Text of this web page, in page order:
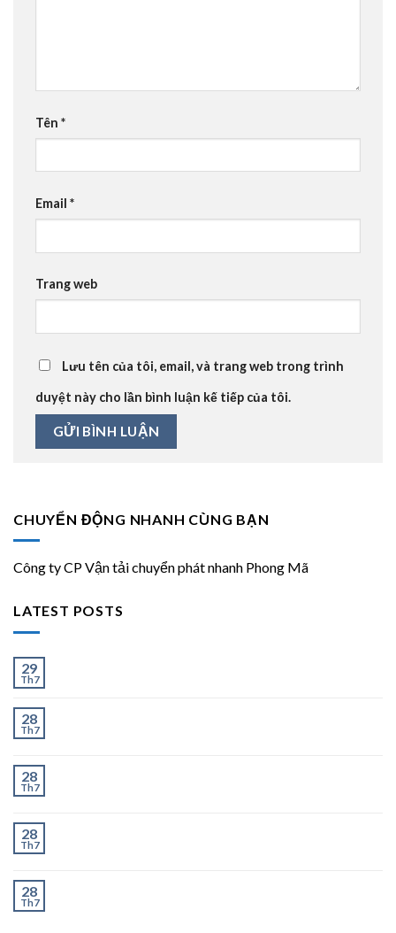
Tên *
Email *
Trang web
Lưu tên của tôi, email, và trang web trong trình
duyệt này cho lần bình luận kế tiếp của tôi.
CHUYỂN ĐỘNG NHANH CÙNG BẠN
Công ty CP Vận tải chuyển phát nhanh Phong Mã
LATEST POSTS
29
Th7
28
Th7
28
Th7
28
Th7
28
Th7